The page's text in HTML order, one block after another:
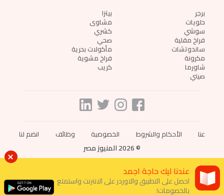
برجر بيتزا
حلويات مشاوى
سوشي كشري
فراخ مقلية صحي
ساندوتشات مأكولات بحرية
مكرونة فراخ مشوية
شاورما كريب
صيني
عنا الأحكام والشروط الخصوصية وظائف انضم لنا
© 2026 المنيوز مصر
عندنا ليك حاجة اجمد
احصل على التطبيق والاوردر على الانترنت واستمتع
بالخصومات!